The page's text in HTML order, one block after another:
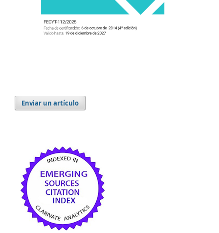
Enviar un artículo